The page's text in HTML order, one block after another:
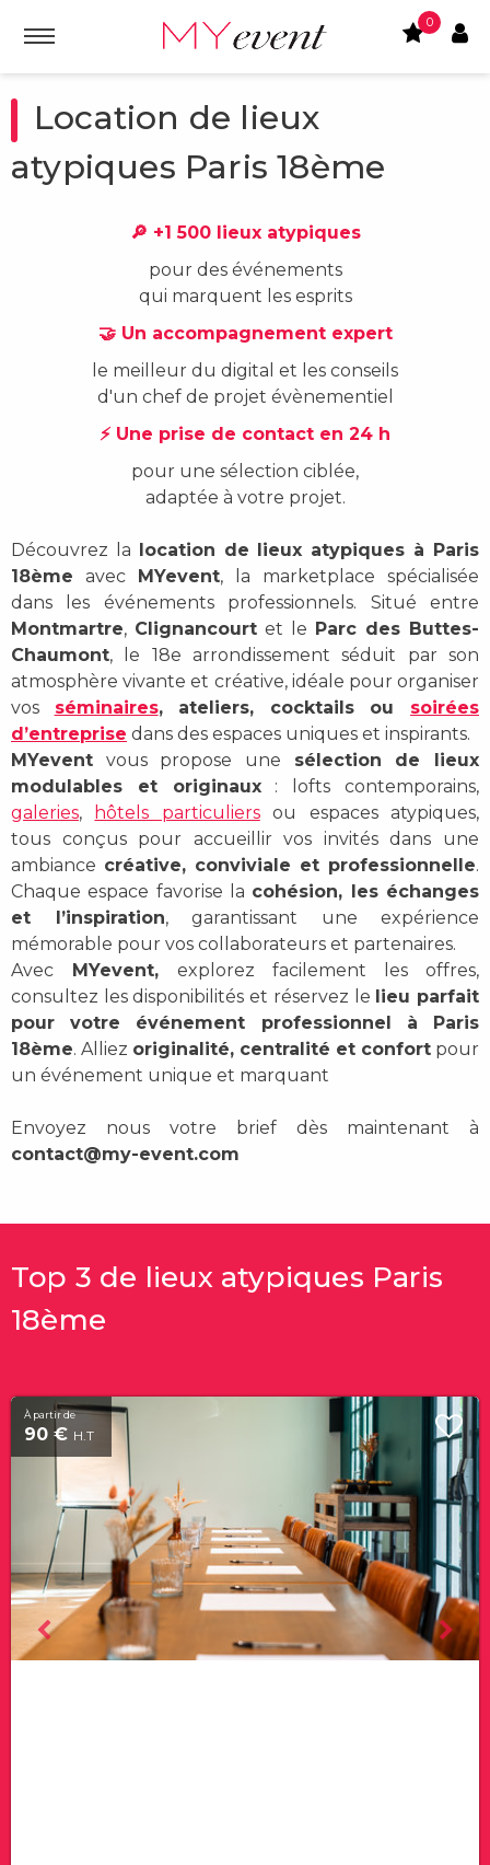
0
Location de lieux
atypiques Paris 18ème
🔎 +1 500 lieux atypiques
pour des événements
qui marquent les esprits
🤝 Un accompagnement expert
le meilleur du digital et les conseils
d'un chef de projet évènementiel
⚡ Une prise de contact en 24 h
pour une sélection ciblée,
adaptée à votre projet.
Découvrez la location de lieux atypiques à Paris
18ème avec MYevent, la marketplace spécialisée
dans les événements professionnels. Situé entre
Montmartre, Clignancourt et le Parc des Buttes-
Chaumont, le 18e arrondissement séduit par son
atmosphère vivante et créative, idéale pour organiser
vos séminaires, ateliers, cocktails ou soirées
d’entreprise dans des espaces uniques et inspirants.
MYevent vous propose une sélection de lieux
modulables et originaux: lofts contemporains,
galeries, hôtels particuliersou espaces atypiques,
tous conçus pour accueillir vos invités dans une
ambiance créative, conviviale et professionnelle.
Chaque espace favorise la cohésion, les échanges
et l’inspiration, garantissant une expérience
mémorable pour vos collaborateurs et partenaires.
Avec MYevent, explorez facilement les offres,
consultez les disponibilités et réservez le lieu parfait
pour votre événement professionnel à Paris
18ème. Alliez originalité, centralité et confort pour
un événement unique et marquant
Envoyez nous votre brief dès maintenant à
contact@my-event.com
Top 3 de lieux atypiques Paris
18ème
À partir de
90 € H.T